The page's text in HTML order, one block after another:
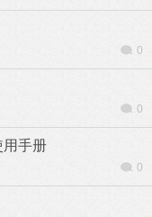
0
0
用手册
0